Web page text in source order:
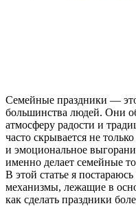
Семейные праздники —
большинства людей. Они
атмосферу радости и
часто скрывается не
и эмоциональное
именно делает семейные
В этой статье я
механизмы, лежащие в
как сделать праздники